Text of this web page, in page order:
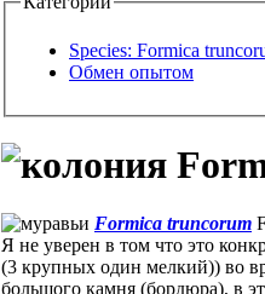
Species: Formica
Обмен опытом
Formica truncorum
Я не уверен в том что это
(3 крупных один мелкий)) во
большого камня (бордюра), в